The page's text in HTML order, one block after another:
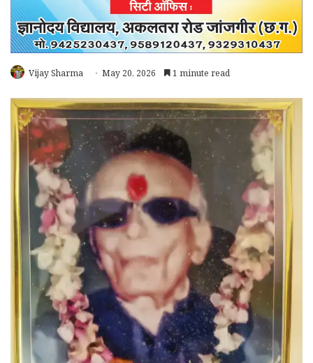
Vijay Sharma May 20, 2026 1 minute read